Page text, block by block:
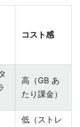
コスト感
高（GB あ
たり課金）
低（ストレ